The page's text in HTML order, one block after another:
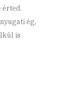
érted.
ég,
is